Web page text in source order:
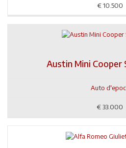
€ 10.500
Austin Mini Cooper
Auto
€33.000